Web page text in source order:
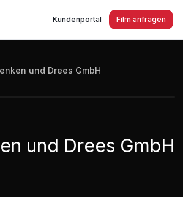
Kundenportal Film anfragen
und Drees GmbH
und Drees GmbH
GmbH Imagefilm